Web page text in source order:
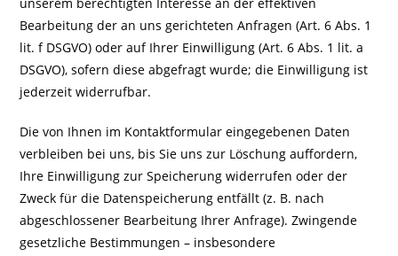
Bearbeitung der an uns gerichteten Anfragen (Art. 6 Abs. 1
lit. f DSGVO) oder auf Ihrer Einwilligung (Art. 6 Abs. 1 lit. a
DSGVO), sofern diese abgefragt wurde; die Einwilligung ist
jederzeit widerrufbar.
Die von Ihnen im Kontaktformular eingegebenen Daten
verbleiben bei uns, bis Sie uns zur Löschung auffordern,
Ihre Einwilligung zur Speicherung widerrufen oder der
Zweck für die Datenspeicherung entfällt (z. B. nach
abgeschlossener Bearbeitung Ihrer Anfrage). Zwingende
gesetzliche Bestimmungen – insbesondere